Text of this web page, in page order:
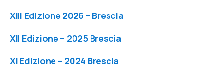
XIII Edizione 2026 – Brescia
XII Edizione – 2025 Brescia
XI Edizione – 2024 Brescia